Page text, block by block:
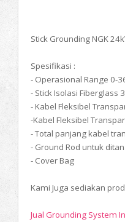
Stick Grounding NGK
Spesifikasi :
- Operasional Range 0-
- Stick Isolasi Fiberglass
- Kabel Fleksibel
-Kabel Fleksibel
- Total panjang kabel
- Ground Rod untuk
- Cover Bag
Kami Juga sediakan
Jual Grounding System